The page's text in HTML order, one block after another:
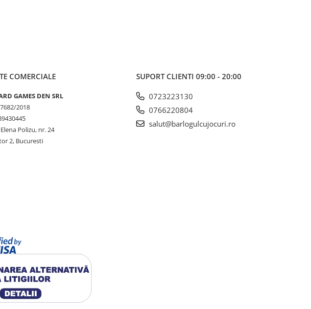
COMERCIALE
GAMES DEN SRL
2018
Polizu, nr. 24
2, Bucuresti
SUPORT CLIENTI 09:00 - 20:00
0723223130
0766220804
salut@barlogulcujocuri.ro